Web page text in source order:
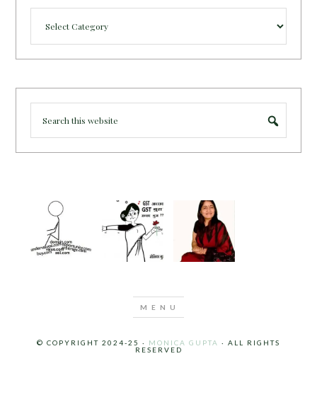
© COPYRIGHT 2024-25 · MONICA GUPTA · ALL RIGHTS
RESERVED